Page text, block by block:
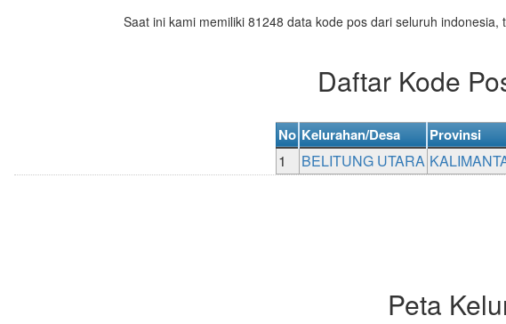
Saat ini kami memiliki 81248 data kode pos dari seluruh
Daftar Kode
No Kelurahan/Desa Provinsi
1 BELITUNG UTARA
Peta